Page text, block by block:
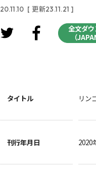
20.11.10 [ 更新23.11.21 ]
全文ダ
（
タイトル リン
刊行年月日 2020